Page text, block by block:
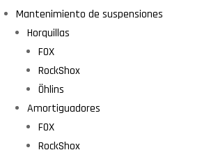
Mantenimiento de suspensiones
Horquillas
FOX
RockShox
Öhlins
Amortiguadores
FOX
RockShox